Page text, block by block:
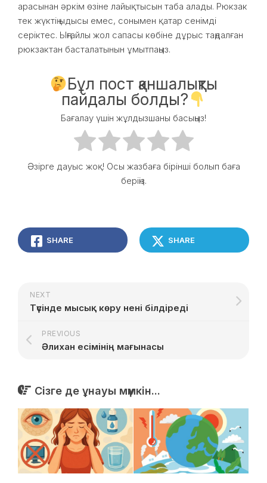
арасынан әркім өзіне лайықтысын таба алады. Рюкзак
тек жүктің ыдысы емес, сонымен қатар сенімді
серіктес. Ыңғайлы жол сапасы көбіне дұрыс таңдалған
рюкзактан басталатынын ұмытпаңыз.
Бұл пост қаншалықты
пайдалы болды?
Бағалау үшін жұлдызшаны басыңыз!
Әзірге дауыс жоқ! Осы жазбаға бірінші болып баға
беріңіз.
SHARE SHARE
NEXT
Түсінде мысық көру нені білдіреді
PREVIOUS
Әлихан есімінің мағынасы
Сізге де ұнауы мүмкін...